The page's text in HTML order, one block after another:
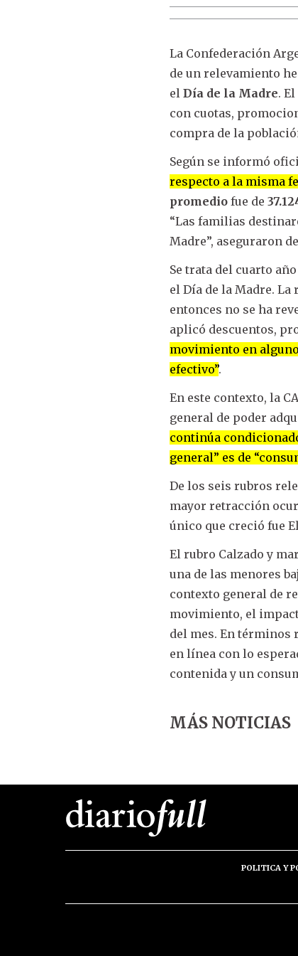
La Confederación
de un relevamiento
elDía de la Madre.
con cuotas,
compra de la
Según se informó
respecto a la misma
promedio fue de
“Las familias
Madre”, aseguraron
Se trata del cuarto
el Día de la Madre. La
entonces no se ha
aplicó descuentos,
movimiento en
efectivo”.
En este contexto, la
general de poder
continúa
general” es de
De los seis rubros
mayor retracción
único que creció fue
El rubro Calzado y
una de las menores
contexto general de
movimiento, el
del mes. En términos
en línea con lo
contenida y un
MÁS NOTICIAS
POLITICA Y